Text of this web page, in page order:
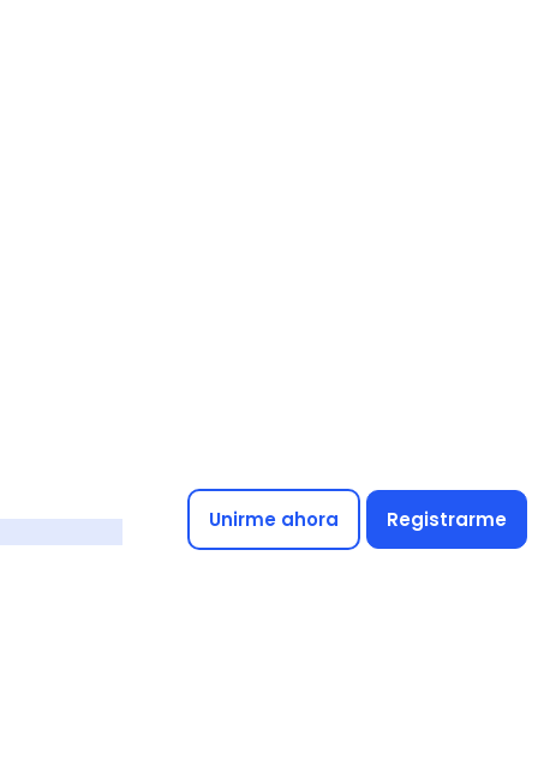
Unirme ahora Registrarme